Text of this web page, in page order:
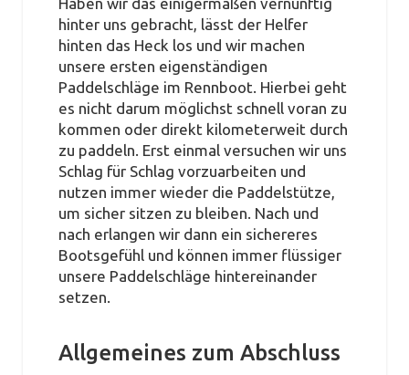
hinter uns gebracht, lässt der Helfer
hinten das Heck los und wir machen
unsere ersten eigenständigen
Paddelschläge im Rennboot. Hierbei geht
es nicht darum möglichst schnell voran zu
kommen oder direkt kilometerweit durch
zu paddeln. Erst einmal versuchen wir uns
Schlag für Schlag vorzuarbeiten und
nutzen immer wieder die Paddelstütze,
um sicher sitzen zu bleiben. Nach und
nach erlangen wir dann ein sichereres
Bootsgefühl und können immer flüssiger
unsere Paddelschläge hintereinander
setzen.
Allgemeines zum Abschluss